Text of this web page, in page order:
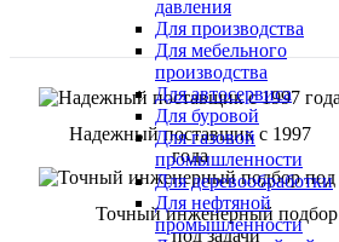
давления
Для производства
Для мебельного
производства
Для автосервиса
Для буровой
Для газовой
промышленности
Для деревообработки
Для нефтяной
промышленности
Надежный поставщик с 1997
года
Точный инженерный подбор
под задачи